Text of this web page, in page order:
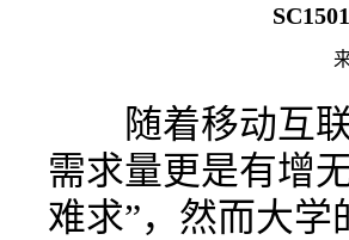
随着移动互
需求量更是有增
难求”，然而大